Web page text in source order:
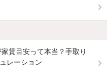
家賃目安って本当？手取り
レーション